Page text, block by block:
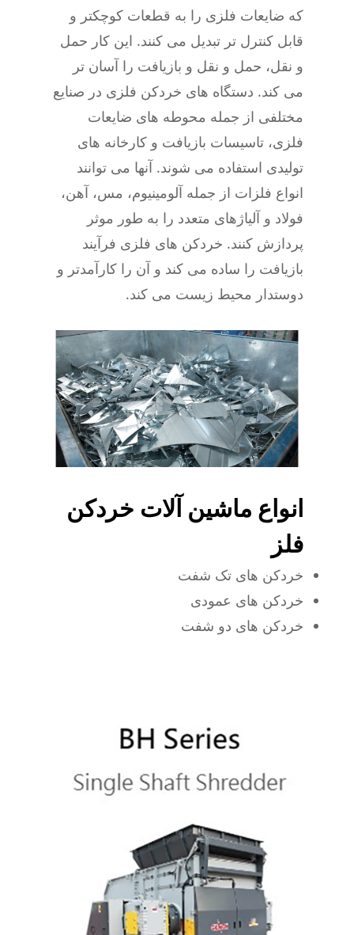
که ضایعات فلزی را به قطعات کوچکتر و
قابل کنترل تر تبدیل می کنند. این کار حمل
و نقل، حمل و نقل و بازیافت را آسان تر
می کند. دستگاه های خردکن فلزی در صنایع
مختلفی از جمله محوطه های ضایعات
فلزی، تاسیسات بازیافت و کارخانه های
تولیدی استفاده می شوند. آنها می توانند
انواع فلزات از جمله آلومینیوم، مس، آهن،
فولاد و آلیاژهای متعدد را به طور موثر
پردازش کنند. خردکن های فلزی فرآیند
بازیافت را ساده می کند و آن را کارآمدتر و
دوستدار محیط زیست می کند.
انواع ماشین آلات خردکن
فلز
خردکن های تک شفت
خردکن های عمودی
خردکن های دو شفت